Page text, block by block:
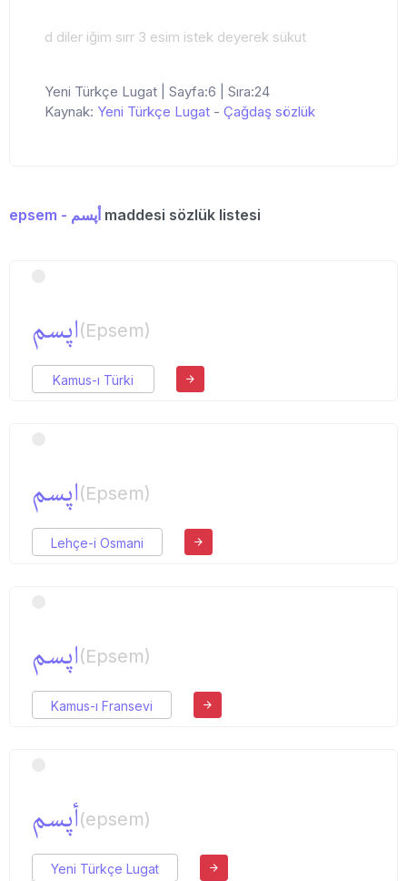
d diler iğim sırr 3 esim istek deyerek sükut
Yeni Türkçe Lugat | Sayfa:6 | Sıra:24
Kaynak: Yeni Türkçe Lugat - Çağdaş sözlük
epsem - أپسمmaddesi sözlük listesi
اپسم(Epsem)
Kamus-ı Türki
اپسم(Epsem)
Lehçe-i Osmani
اپسم(Epsem)
Kamus-ı Fransevi
أپسم(epsem)
Yeni Türkçe Lugat